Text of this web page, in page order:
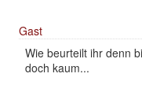
Gast
Wie beurteilt ihr denn
doch kaum...